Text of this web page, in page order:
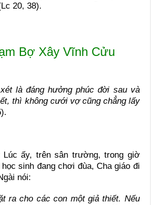
20, 38).
Bợ Xây Vĩnh Cửu
là đáng hưởng phúc đời sau và
thì không cưới vợ cũng chẳng lấy
Lúc ấy, trên sân trường, trong giờ
sinh đang chơi đùa, Cha giáo đi
nói:
ra cho các con một giả thiết. Nếu